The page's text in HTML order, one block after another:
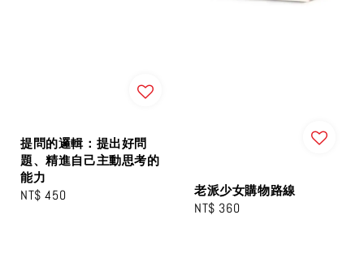
提問的邏輯：提出好問
題、精進自己主動思考的
能力
Regular
NT$ 450 老派少女購物路線
Regular
NT$ 360